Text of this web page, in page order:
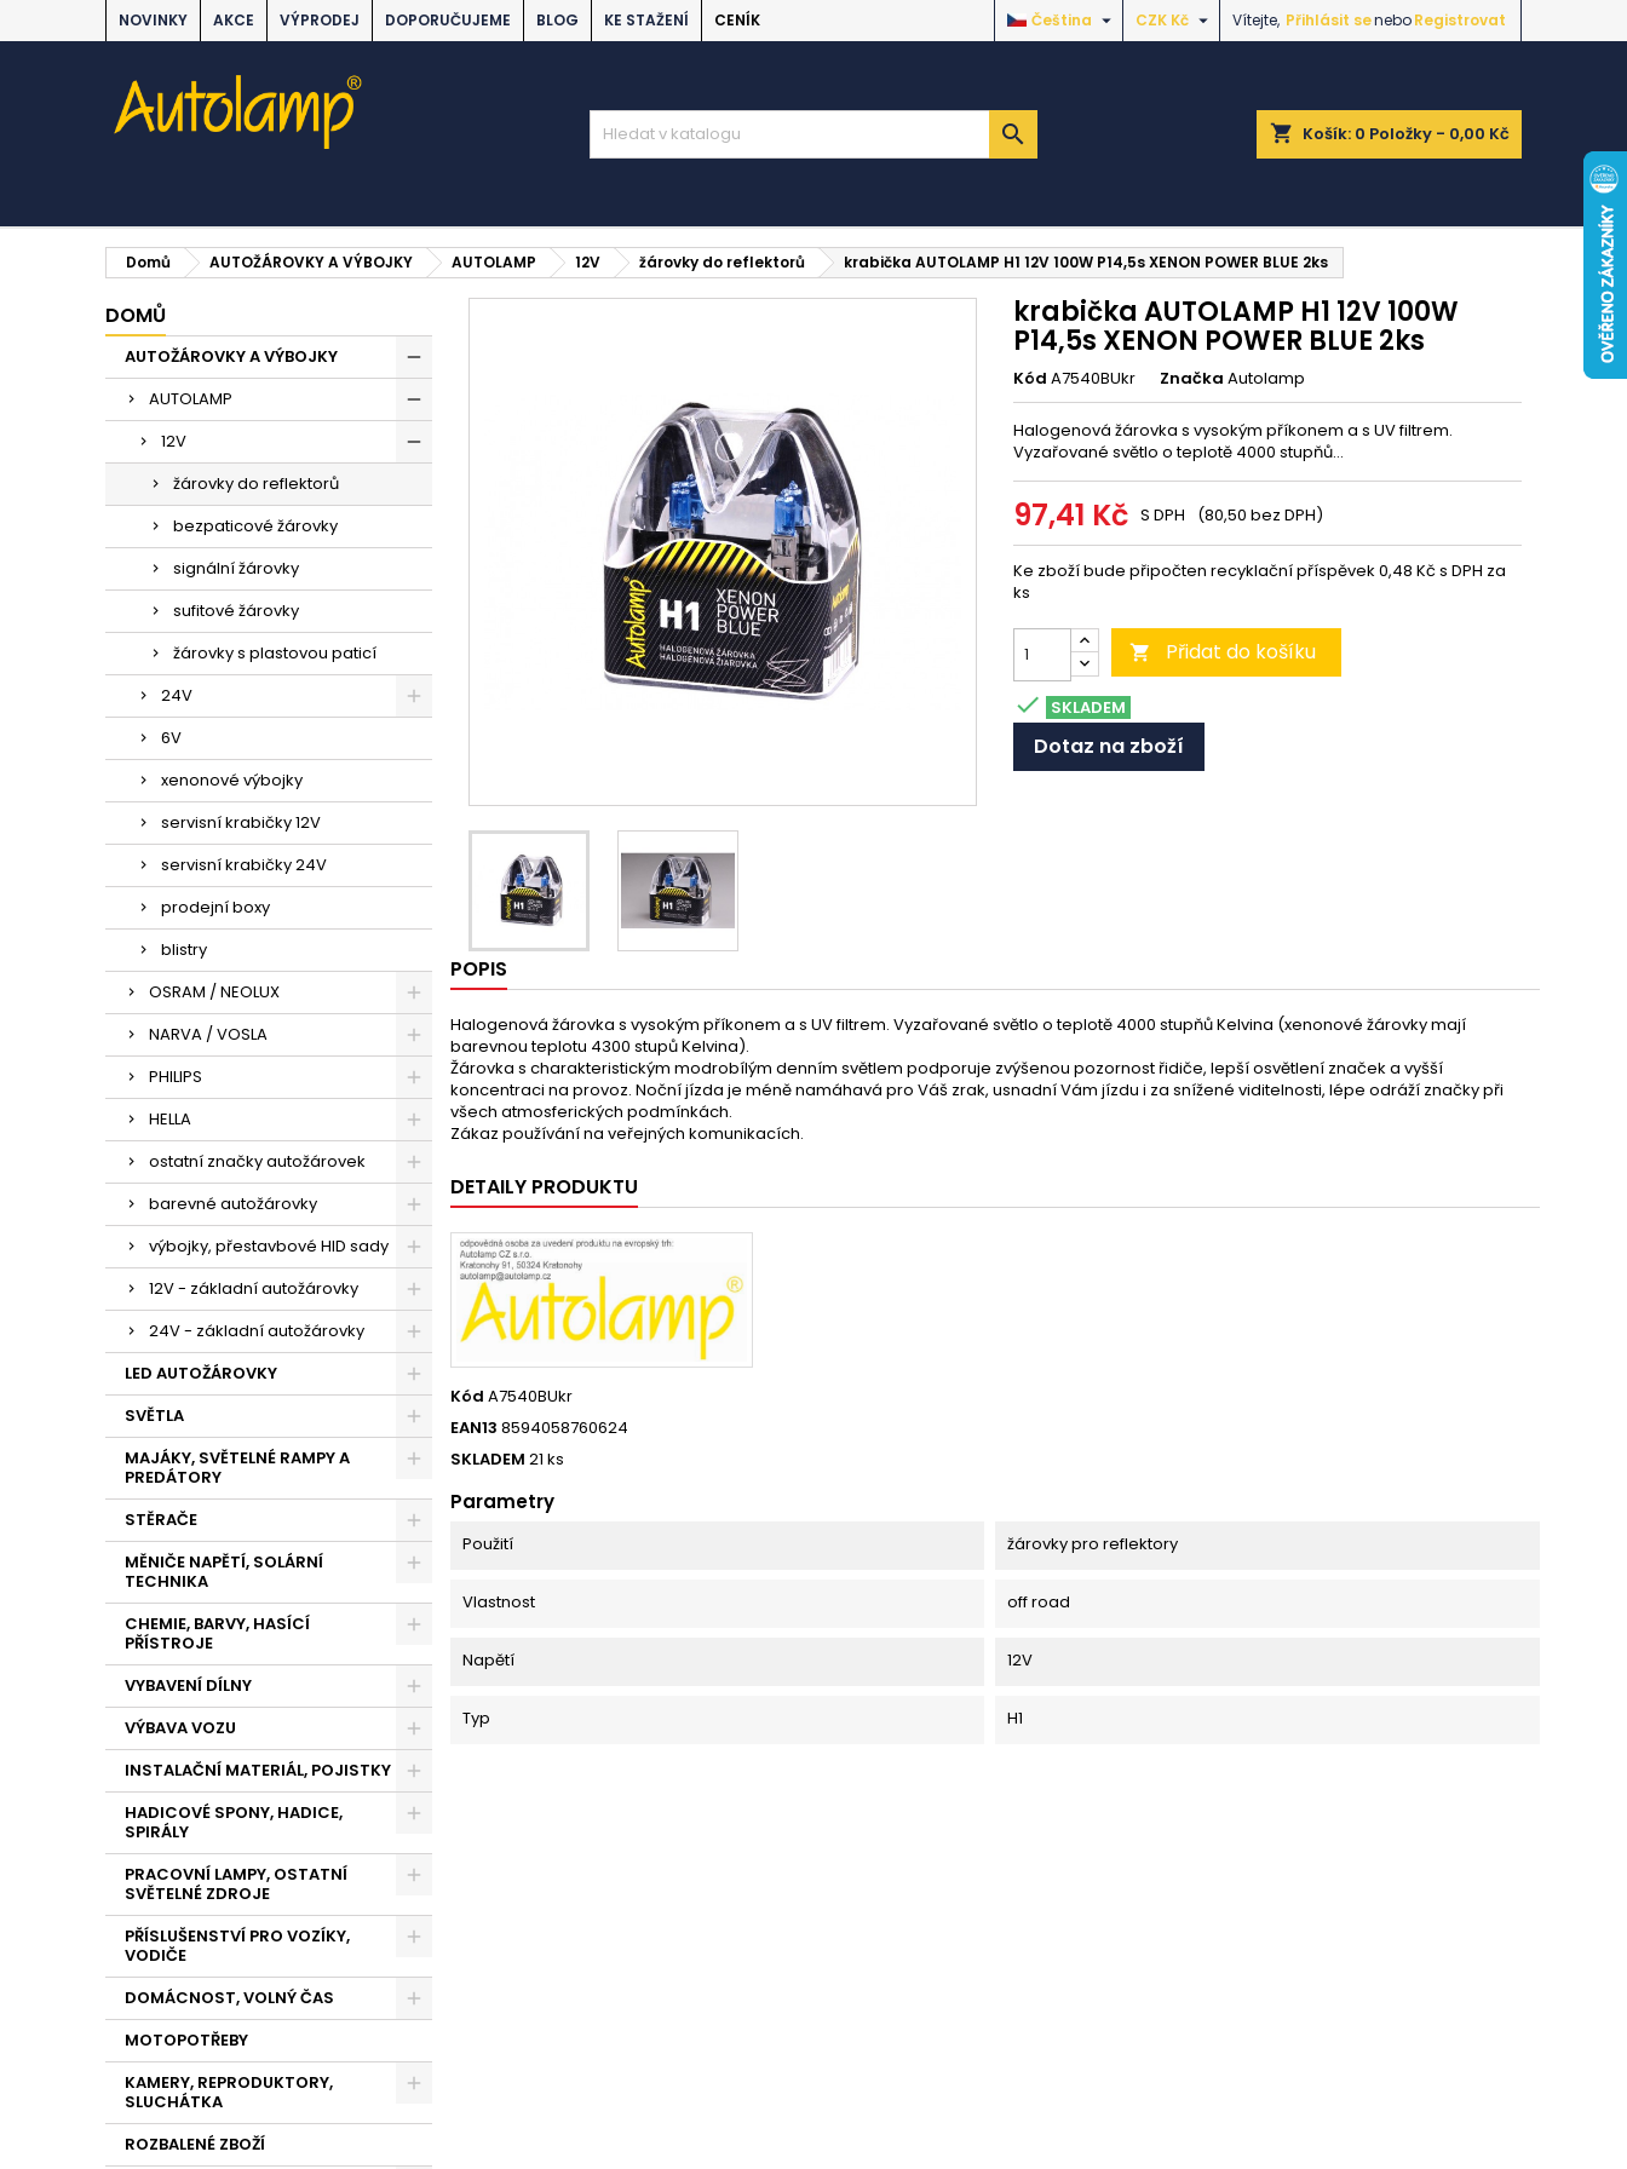
NOVINKY AKCE VÝPRODEJ DOPORUČUJEME BLOG KE STAŽENÍ CENÍK Vítejte, Přihlásit seneboRegistrovat
CZK Kč 
Čeština 
shopping_cart Košík: 0 Položky - 0,00 Kč

Domů AUTOŽÁROVKY A VÝBOJKY AUTOLAMP 12V žárovky do reflektorů krabička AUTOLAMP H1 12V 100W P14,5s XENON POWER BLUE 2ks
DOMŮ
AUTOŽÁROVKY A VÝBOJKY
AUTOLAMP
12V
žárovky do reflektorů
bezpaticové žárovky
signální žárovky
sufitové žárovky
žárovky s plastovou paticí
24V
6V
xenonové výbojky
servisní krabičky 12V
servisní krabičky 24V
prodejní boxy
blistry
OSRAM / NEOLUX
NARVA / VOSLA
PHILIPS
HELLA
ostatní značky autožárovek
barevné autožárovky
výbojky, přestavbové HID sady
12V - základní autožárovky
24V - základní autožárovky
LED AUTOŽÁROVKY
SVĚTLA
MAJÁKY, SVĚTELNÉ RAMPY A
PREDÁTORY
STĚRAČE
MĚNIČE NAPĚTÍ, SOLÁRNÍ
TECHNIKA
CHEMIE, BARVY, HASÍCÍ
PŘÍSTROJE
VYBAVENÍ DÍLNY
VÝBAVA VOZU
INSTALAČNÍ MATERIÁL, POJISTKY
HADICOVÉ SPONY, HADICE,
SPIRÁLY
PRACOVNÍ LAMPY, OSTATNÍ
SVĚTELNÉ ZDROJE
PŘÍSLUŠENSTVÍ PRO VOZÍKY,
VODIČE
DOMÁCNOST, VOLNÝ ČAS
MOTOPOTŘEBY
KAMERY, REPRODUKTORY,
SLUCHÁTKA
ROZBALENÉ ZBOŽÍ
krabička AUTOLAMP H1 12V 100W
P14,5s XENON POWER BLUE 2ks
Kód A7540BUkr Značka Autolamp
Halogenová žárovka s vysokým příkonem a s UV filtrem.
Vyzařované světlo o teplotě 4000 stupňů...
97,41 Kč S DPH (80,50 bez DPH)
Ke zboží bude připočten recyklační příspěvek 0,48 Kč s DPH za
ks
 Přidat do košíku
 SKLADEM
Dotaz na zboží
POPIS
Halogenová žárovka s vysokým příkonem a s UV filtrem. Vyzařované světlo o teplotě 4000 stupňů Kelvina (xenonové žárovky mají
barevnou teplotu 4300 stupů Kelvina).
Žárovka s charakteristickým modrobílým denním světlem podporuje zvýšenou pozornost řidiče, lepší osvětlení značek a vyšší
koncentraci na provoz. Noční jízda je méně namáhavá pro Váš zrak, usnadní Vám jízdu i za snížené viditelnosti, lépe odráží značky při
všech atmosferických podmínkách.
Zákaz používání na veřejných komunikacích.
DETAILY PRODUKTU
Kód A7540BUkr
EAN13 8594058760624
SKLADEM 21 ks
Parametry
Použití žárovky pro reflektory
Vlastnost off road
Napětí 12V
Typ H1